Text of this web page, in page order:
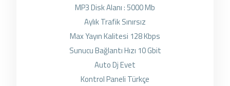
MP3 Disk Alanı : 5000 Mb
Aylık Trafik Sınırsız
Max Yayın Kalitesi 128 Kbps
Sunucu Bağlantı Hızı 10 Gbit
Auto Dj Evet
Kontrol Paneli Türkçe